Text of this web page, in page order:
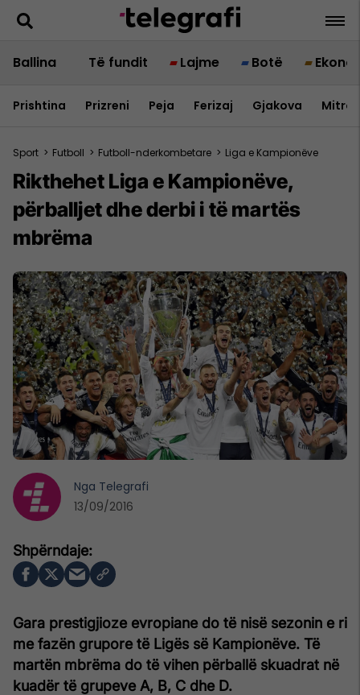
Ballina Të fundit Lajme Botë
Prishtina Prizreni Peja Ferizaj Gjakova
Sport > Futboll > Futboll-nderkombetare > Liga e Kampionëve
Rikthehet Liga e Kampionëve,
përballjet dhe derbi i të martës
mbrëma
Gara prestigjioze evropiane do të nisë sezonin e ri
me fazën grupore të Ligës së Kampionëve. Të
martën mbrëma do të vihen përballë skuadrat në
kuadër të grupeve A, B, C dhe D.
Nga Telegrafi
13/09/2016